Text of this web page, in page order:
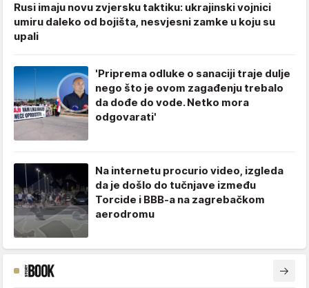
Rusi imaju novu zvjersku taktiku: ukrajinski vojnici
umiru daleko od bojišta, nesvjesni zamke u koju su
upali
'Priprema odluke o sanaciji traje dulje
nego što je ovom zagađenju trebalo
da dođe do vode. Netko mora
odgovarati'
Na internetu procurio video, izgleda
da je došlo do tučnjave između
Torcide i BBB-a na zagrebačkom
aerodromu